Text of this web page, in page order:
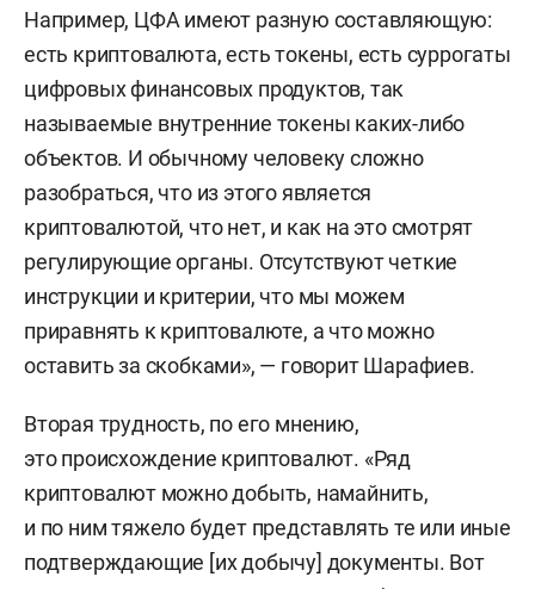
Например, ЦФА имеют разную составляющую:
есть криптовалюта, есть токены, есть суррогаты
цифровых финансовых продуктов, так
называемые внутренние токены каких-либо
объектов. И обычному человеку сложно
разобраться, что из этого является
криптовалютой, что нет, и как на это смотрят
регулирующие органы. Отсутствуют четкие
инструкции и критерии, что мы можем
приравнять к криптовалюте, а что можно
оставить за скобками», — говорит Шарафиев.
Вторая трудность, по его мнению,
это происхождение криптовалют. «Ряд
криптовалют можно добыть, намайнить,
и по ним тяжело будет представлять те или иные
подтверждающие [их добычу] документы. Вот